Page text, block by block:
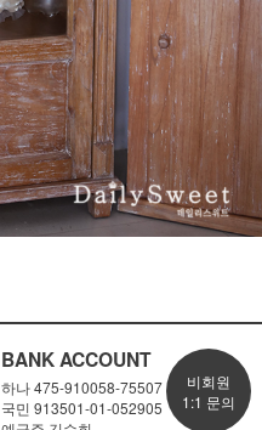
BANK ACCOUNT
하나 475-910058-75507
국민 913501-01-052905
비회원
1:1 문의